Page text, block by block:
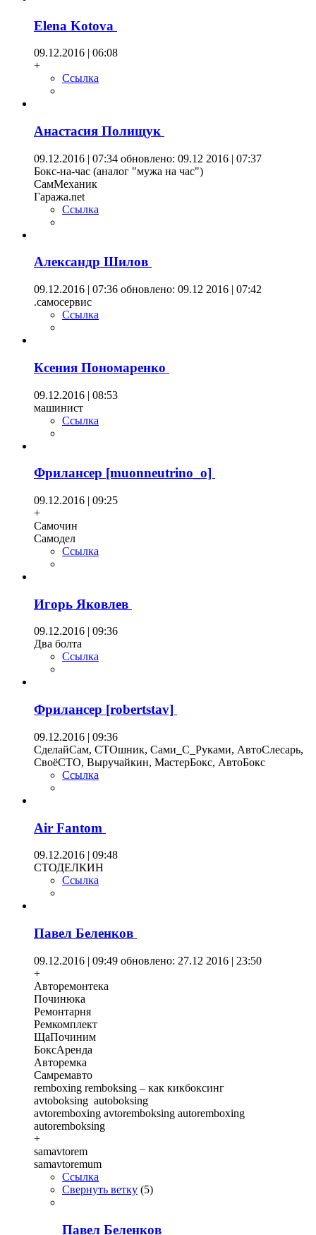
Elena Kotova
09.12.2016 | 06:08
+
Ссылка
Анастасия Полищук
09.12.2016 | 07:34 обновлено: 09.12 2016 | 07:37
Бокс-на-час (аналог "мужа на час")
СамМеханик
Гаража.net
Ссылка
Александр Шилов
09.12.2016 | 07:36 обновлено: 09.12 2016 | 07:42
.самосервис
Ссылка
Ксения Пономаренко
09.12.2016 | 08:53
машинист
Ссылка
Фрилансер [muonneutrino_o]
09.12.2016 | 09:25
+
Самочин
Самодел
Ссылка
Игорь Яковлев
09.12.2016 | 09:36
Два болта
Ссылка
Фрилансер [robertstav]
09.12.2016 | 09:36
СделайСам, СТОшник, Сами_С_Руками, АвтоСлесарь,
СвоёСТО, Выручайкин, МастерБокс, АвтоБокс
Ссылка
Air Fantom
09.12.2016 | 09:48
СТОДЕЛКИН
Ссылка
Павел Беленков
09.12.2016 | 09:49 обновлено: 27.12 2016 | 23:50
+
Авторемонтека
Починюка
Ремонтарня
Ремкомплект
ЩаПочиним
БоксАренда
Авторемка
Самремавто
remboxing remboksing – как кикбоксинг
avtoboksing autoboksing
avtoremboxing avtoremboksing autoremboxing
autoremboksing
+
samavtorem
samavtoremum
Ссылка
Свернуть ветку (5)
Павел Беленков